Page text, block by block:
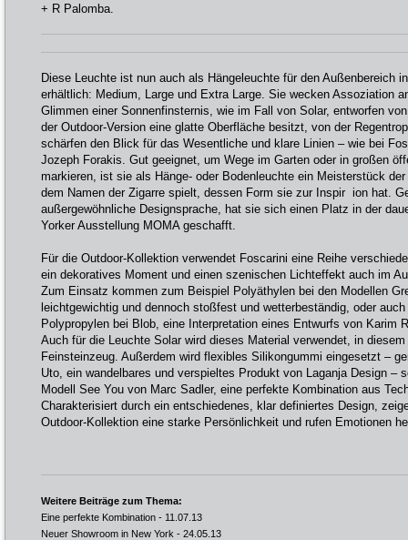
+ R Palomba.
Diese Leuchte ist nun auch als Hängeleuchte für den Außenbereich
erhältlich: Medium, Large und Extra Large. Sie wecken Assoziation
Glimmen einer Sonnenfinsternis, wie im Fall von Solar, entworfen
der Outdoor-Version eine glatte Oberfläche besitzt, von der
schärfen den Blick für das Wesentliche und klare Linien – wie bei
Jozeph Forakis. Gut geeignet, um Wege im Garten oder in großen
markieren, ist sie als Hänge- oder Bodenleuchte ein Meisterstück
dem Namen der Zigarre spielt, dessen Form sie zur Inspir ion hat.
außergewöhnliche Designsprache, hat sie sich einen Platz in der
Yorker Ausstellung MOMA geschafft.
Für die Outdoor-Kollektion verwendet Foscarini eine Reihe
ein dekoratives Moment und einen szenischen Lichteffekt auch im
Zum Einsatz kommen zum Beispiel Polyäthylen bei den Modellen
leichtgewichtig und dennoch stoßfest und wetterbeständig, oder
Polypropylen bei Blob, eine Interpretation eines Entwurfs von Karim
Auch für die Leuchte Solar wird dieses Material verwendet, in
Feinsteinzeug. Außerdem wird flexibles Silikongummi eingesetzt –
Uto, ein wandelbares und verspieltes Produkt von Laganja Design –
Modell See You von Marc Sadler, eine perfekte Kombination aus
Charakterisiert durch ein entschiedenes, klar definiertes Design,
Outdoor-Kollektion eine starke Persönlichkeit und rufen Emotionen
Weitere Beiträge zum Thema:
Eine perfekte Kombination - 11.07.13
Neuer Showroom in New York - 24.05.13